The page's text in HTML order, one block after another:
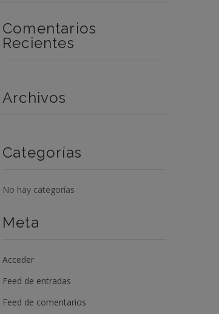
Comentarios
Recientes
Archivos
Categorías
No hay categorías
Meta
Acceder
Feed de entradas
Feed de comentarios